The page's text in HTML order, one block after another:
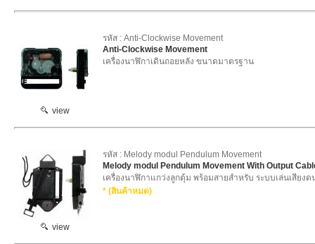
view
รหัส : Anti-Clockwise Movement
Anti-Clockwise Movement
เครื่องนาฬิกาเดินถอยหลัง ขนาดมาตรฐาน
view
รหัส : Melody modul Pendulum Movement
Melody modul Pendulum Movement With Output
เครื่องนาฬิกาแกว่งลูกตุ้ม พร้อมสายสำหรับ ระบบเล่นเสียง
* (สินค้าหมด)